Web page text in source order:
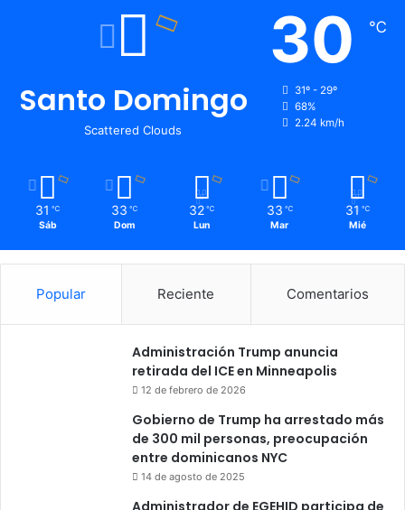
Santo Domingo
Scattered Clouds
30 ℃
31º - 29º
68%
2.24 km/h
31 ℃
Sáb
33 ℃
Dom
32 ℃
Lun
33 ℃
Mar
31 ℃
Mié
Popular Reciente Comentarios
Administración Trump anuncia
retirada del ICE en Minneapolis
12 de febrero de 2026
Gobierno de Trump ha arrestado más
de 300 mil personas, preocupación
entre dominicanos NYC
14 de agosto de 2025